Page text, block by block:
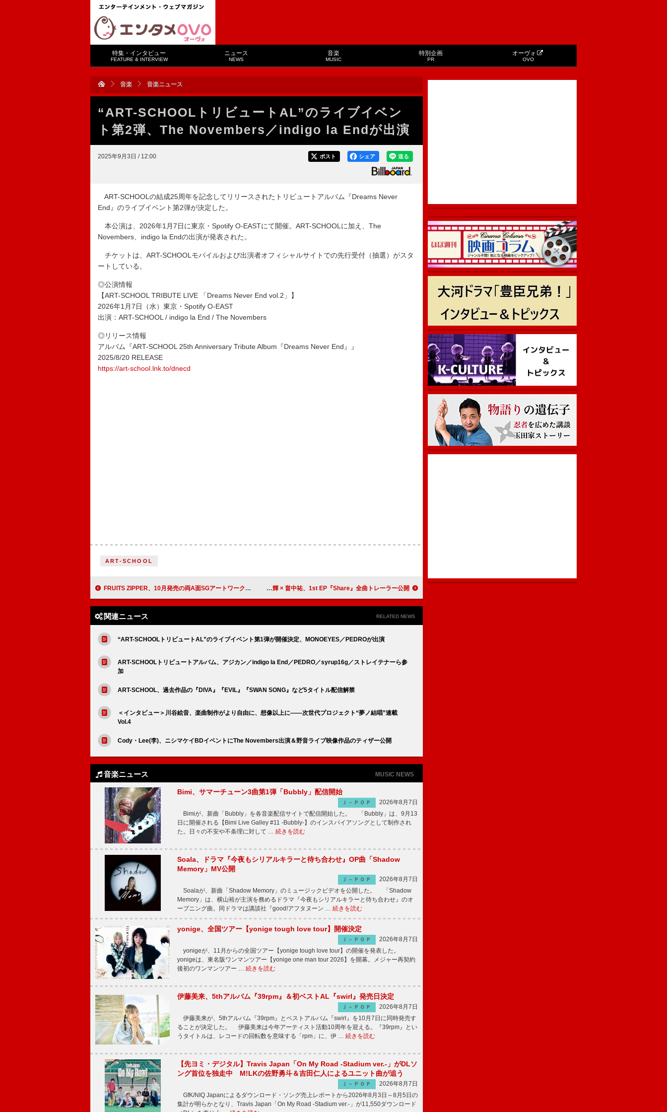
特集・インタビュー
FEATURE & INTERVIEW
ニュース
NEWS
音楽
MUSIC
特別企画
PR
オーヴォ
OVO
音楽 音楽ニュース
“ART-SCHOOLトリビュートAL”のライブイベン
ト第2弾、The Novembers／indigo la Endが出演
2025年9月3日 / 12:00 送る
シェア
ポスト
ART-SCHOOLの結成25周年を記念してリリースされたトリビュートアルバム『Dreams Never
End』のライブイベント第2弾が決定した。
本公演は、2026年1月7日に東京・Spotify O-EASTにて開催。ART-SCHOOLに加え、The
Novembers、indigo la Endの出演が発表された。
チケットは、ART-SCHOOLモバイルおよび出演者オフィシャルサイトでの先行受付（抽選）がスタ
ートしている。
◎公演情報
【ART-SCHOOL TRIBUTE LIVE 「Dreams Never End vol.2」】
2026年1月7日（水）東京・Spotify O-EAST
出演：ART-SCHOOL / indigo la End / The Novembers
◎リリース情報
アルバム『ART-SCHOOL 25th Anniversary Tribute Album『Dreams Never End』』
2025/8/20 RELEASE
https://art-school.lnk.to/dnecd
ART-SCHOOL
FRUITS ZIPPER、10月発売の両A面SGアートワーク公開 クレヨンしんちゃんとのコラボも 山下大輝 × 畠中祐、1st EP『Share』全曲トレーラー公開
関連ニュース RELATED NEWS
“ART-SCHOOLトリビュートAL”のライブイベント第1弾が開催決定、MONOEYES／PEDROが出演
ART-SCHOOLトリビュートアルバム、アジカン／indigo la End／PEDRO／syrup16g／ストレイテナーら参
加
ART-SCHOOL、過去作品の『DIVA』『EVIL』『SWAN SONG』など5タイトル配信解禁
＜インタビュー＞川谷絵音、楽曲制作がより自由に、想像以上に――次世代プロジェクト“夢ノ結唱”連載
Vol.4
Cody・Lee(李)、ニシマケイBDイベントにThe Novembers出演＆野音ライブ映像作品のティザー公開
音楽ニュース MUSIC NEWS
Bimi、サマーチューン3曲第1弾「Bubbly」配信開始
Ｊ－ＰＯＰ
2026年8月7日
Bimiが、新曲「Bubbly」を各音楽配信サイトで配信開始した。 「Bubbly」は、9月13
日に開催される【Bimi Live Galley #11 -Bubbly-】のインスパイアソングとして制作され
た。日々の不安や不条理に対して … 続きを読む
Soala、ドラマ『今夜もシリアルキラーと待ち合わせ』OP曲「Shadow
Memory」MV公開
Ｊ－ＰＯＰ
2026年8月7日
Soalaが、新曲「Shadow Memory」のミュージックビデオを公開した。 「Shadow
Memory」は、横山裕が主演を務めるドラマ『今夜もシリアルキラーと待ち合わせ』のオ
ープニング曲。同ドラマは講談社『good!アフタヌーン … 続きを読む
yonige、全国ツアー【yonige tough love tour】開催決定
Ｊ－ＰＯＰ
2026年8月7日
yonigeが、11月からの全国ツアー【yonige tough love tour】の開催を発表した。
yonigeは、東名阪ワンマンツアー【yonige one man tour 2026】を開幕。メジャー再契約
後初のワンマンツアー … 続きを読む
伊藤美来、5thアルバム『39rpm』＆初ベストAL『swirl』発売日決定
Ｊ－ＰＯＰ
2026年8月7日
伊藤美来が、5thアルバム『39rpm』とベストアルバム『swirl』を10月7日に同時発売す
ることが決定した。 伊藤美来は今年アーティスト活動10周年を迎える。『39rpm』とい
うタイトルは、レコードの回転数を意味する「rpm」に、伊 … 続きを読む
【先ヨミ・デジタル】Travis Japan「On My Road -Stadium ver.-」がDLソ
ング首位を独走中 M!LKの佐野勇斗＆吉田仁人によるユニット曲が追う
Ｊ－ＰＯＰ
2026年8月7日
GfK/NIQ Japanによるダウンロード・ソング売上レポートから2026年8月3日～8月5日の
集計が明らかとなり、Travis Japan「On My Road -Stadium ver.-」が11,550ダウンロード